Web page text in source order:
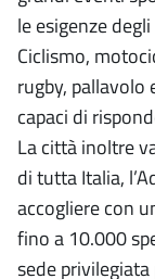
le esigenze
Ciclismo,
rugby, pallavolo
capaci di
La città inoltre
di tutta Italia,
accogliere con
fino a 10.000
sede